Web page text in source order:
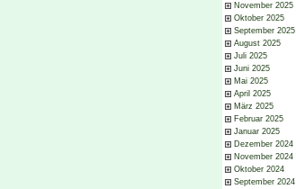
November 2025
Oktober 2025
September 2025
August 2025
Juli 2025
Juni 2025
Mai 2025
April 2025
März 2025
Februar 2025
Januar 2025
Dezember 2024
November 2024
Oktober 2024
September 2024